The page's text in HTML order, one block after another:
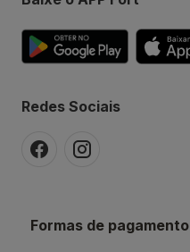
Redes Sociais
Formas de pagamento